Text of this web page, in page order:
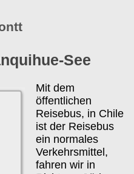
See
Mit dem
öffentlichen
Reisebus, in Chile
ist der Reisebus
ein normales
Verkehrsmittel,
fahren wir in